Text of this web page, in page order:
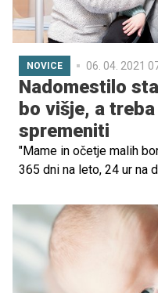
NOVICE 06. 04. 2021
Nadomestilo
bo višje, a
spremeniti
"Mame in očetje malih
365 dni na leto, 24 ur na
hudimi in težkimi
ne zaslužijo, da so zato
socialnem dnu ter da
plastične zamaške," so
Pozivi, pobude in